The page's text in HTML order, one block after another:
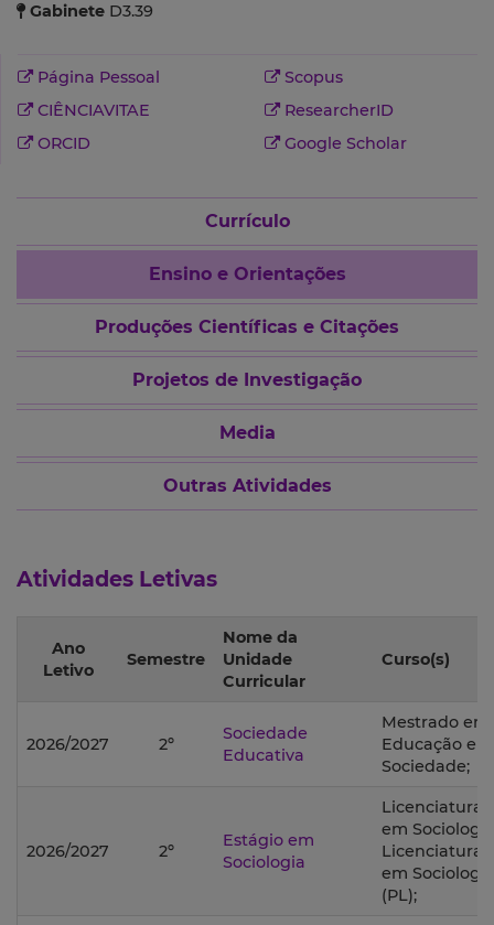
Gabinete D3.39
Página Pessoal
Scopus
CIÊNCIAVITAE
ResearcherID
ORCID
Google Scholar
Currículo
Ensino e Orientações
Produções Científicas e Citações
Projetos de Investigação
Media
Outras Atividades
Atividades Letivas
Ano
Letivo
Semestre
Nome da
Unidade
Curricular
Curso(s)
2026/2027 2º
Sociedade
Educativa
Mestrado em
Educação e
Sociedade;
2026/2027 2º
Estágio em
Sociologia
Licenciatura
em
Licenciatura
em Sociologia
(PL);